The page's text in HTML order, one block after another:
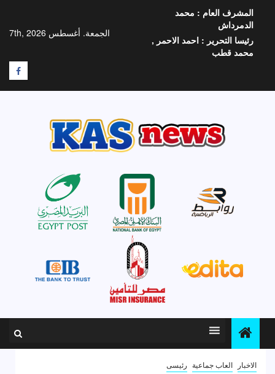
المحتوى
الجمعة. أغسطس 7th, 2026
المشرف العام : محمد
الدمرداش
رئيسا التحرير : احمد الاحمر ,
محمد قطب
F
الاخبار العاب جماعية رئيسى